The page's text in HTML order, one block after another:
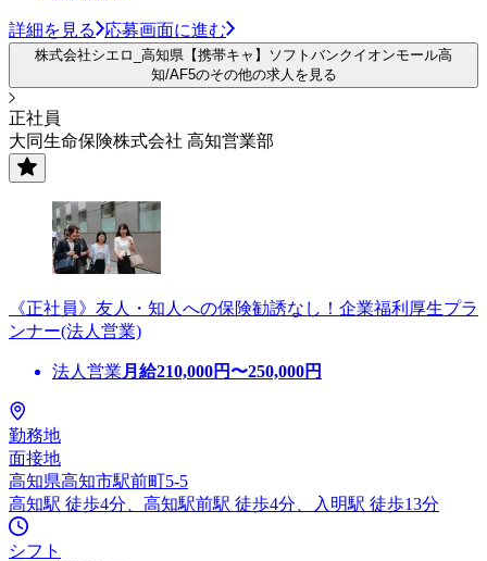
詳細を見る 応募画面に進む
株式会社シエロ_高知県【携帯キャ】ソフトバンクイオンモール高
知/AF5のその他の求人を見る
正社員
大同生命保険株式会社 高知営業部
《正社員》友人・知人への保険勧誘なし！企業福利厚生プラ
ンナー(法人営業)
法人営業 月給210,000円〜250,000円
勤務地
面接地
高知県高知市駅前町5-5
高知駅 徒歩4分、高知駅前駅 徒歩4分、入明駅 徒歩13分
シフト